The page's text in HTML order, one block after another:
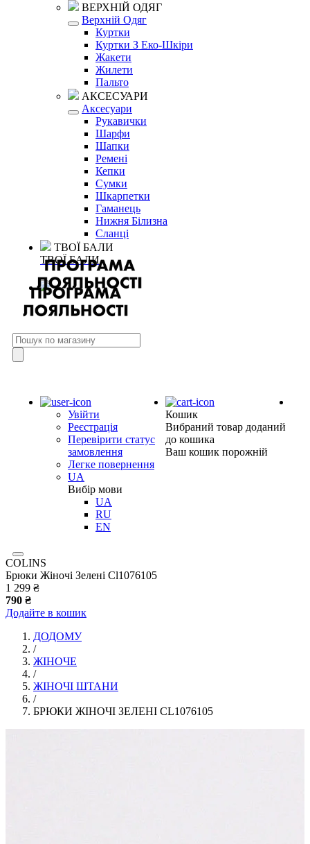
ВЕРХНІЙ ОДЯГ
Верхній Одяг
Куртки
Куртки З Еко-Шкіри
Жакети
Жилети
Пальто
АКСЕСУАРИ
Аксесуари
Рукавички
Шарфи
Шапки
Ремені
Кепки
Сумки
Шкарпетки
Гаманець
Нижня Білизна
Сланці
ТВОЇ БАЛИ
ТВОЇ БАЛИ
Увійти
Реєстрація
Перевірити статус
замовлення
Легке повернення
UA
Вибір мови
UA
RU
EN
Кошик
Вибраний товар доданий
до кошика
Ваш кошик порожній
COLINS
Брюки Жіночі Зелені Cl1076105
1 299 ₴
790 ₴
Додайте в кошик
ДОДОМУ
/
ЖІНОЧЕ
/
ЖІНОЧІ ШТАНИ
/
БРЮКИ ЖІНОЧІ ЗЕЛЕНІ CL1076105